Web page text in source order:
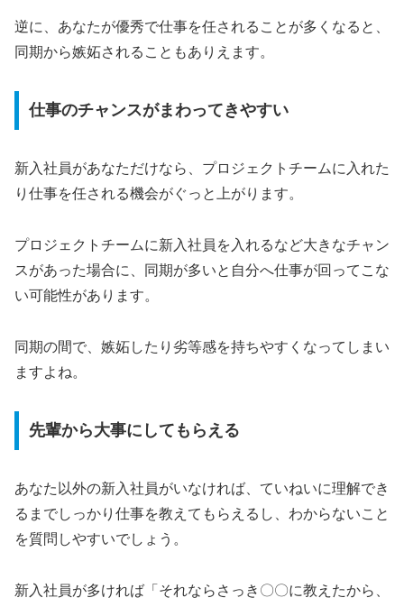
逆に、あなたが優秀で仕事を任されることが多くなると、
同期から嫉妬されることもありえます。
仕事のチャンスがまわってきやすい
新入社員があなただけなら、プロジェクトチームに入れた
り仕事を任される機会がぐっと上がります。
プロジェクトチームに新入社員を入れるなど大きなチャン
スがあった場合に、同期が多いと自分へ仕事が回ってこな
い可能性があります。
同期の間で、嫉妬したり劣等感を持ちやすくなってしまい
ますよね。
先輩から大事にしてもらえる
あなた以外の新入社員がいなければ、ていねいに理解でき
るまでしっかり仕事を教えてもらえるし、わからないこと
を質問しやすいでしょう。
新入社員が多ければ「それならさっき〇〇に教えたから、